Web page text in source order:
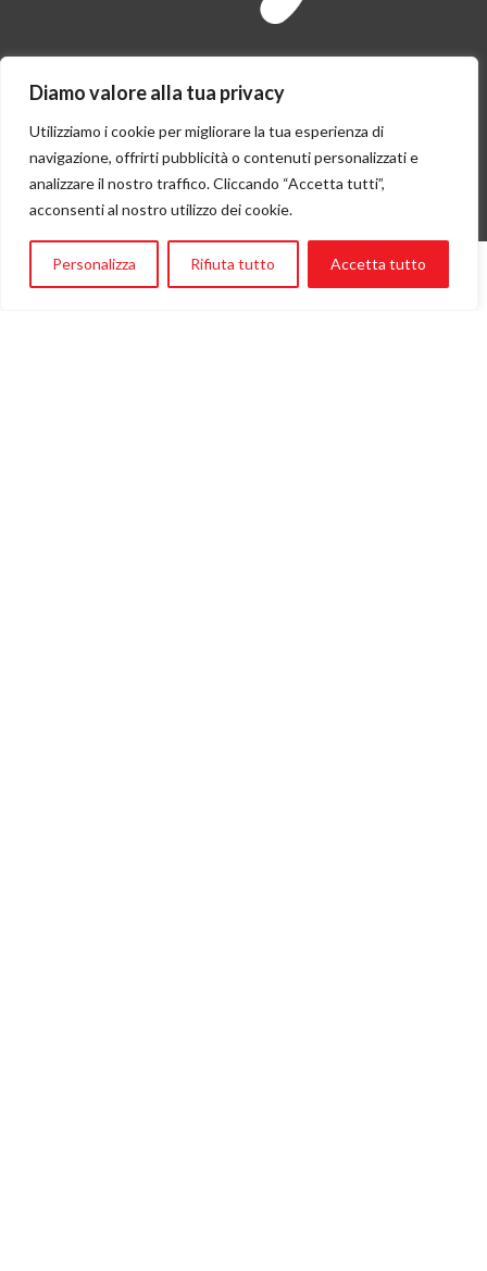
Diamo valore alla tua privacy
Utilizziamo i cookie per migliorare la tua esperienza di
navigazione, offrirti pubblicità o contenuti personalizzati e
analizzare il nostro traffico. Cliccando “Accetta tutti”,
acconsenti al nostro utilizzo dei cookie.
Personalizza Rifiuta tutto Accetta tutto
Flying Angels è socia Assifero e parte della rete istituzionale di